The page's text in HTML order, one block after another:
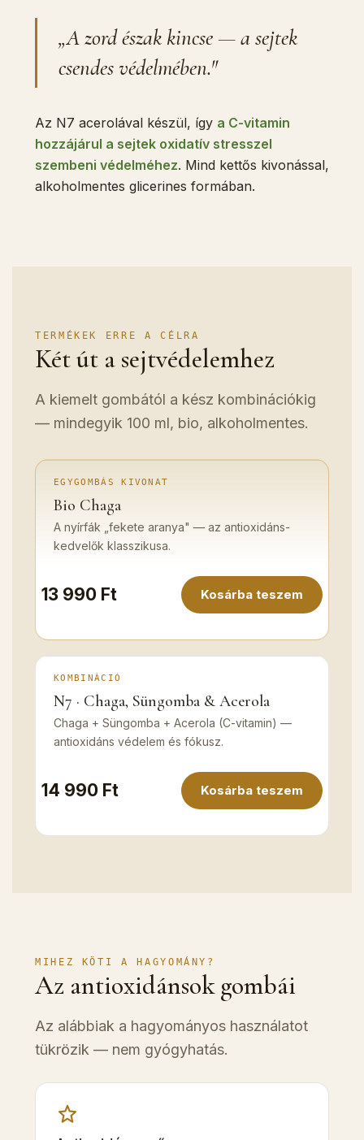
„A zord észak kincse — a sejtek
csendes védelmében."
Az N7 acerolával készül, így a C-vitamin
hozzájárul a sejtek oxidatív stresszel
szembeni védelméhez. Mind kettős kivonással,
alkoholmentes glicerines formában.
TERMÉKEK ERRE A CÉLRA
Két út a sejtvédelemhez
A kiemelt gombától a kész kombinációkig
— mindegyik 100 ml, bio, alkoholmentes.
EGYGOMBÁS KIVONAT
Bio Chaga
A nyírfák „fekete aranya" — az antioxidáns-
kedvelők klasszikusa.
13 990 Ft Kosárba teszem
KOMBINÁCIÓ
N7 · Chaga, Süngomba & Acerola
Chaga + Süngomba + Acerola (C-vitamin) —
antioxidáns védelem és fókusz.
14 990 Ft Kosárba teszem
MIHEZ KÖTI A HAGYOMÁNY?
Az antioxidánsok gombái
Az alábbiak a hagyományos használatot
tükrözik — nem gyógyhatás.